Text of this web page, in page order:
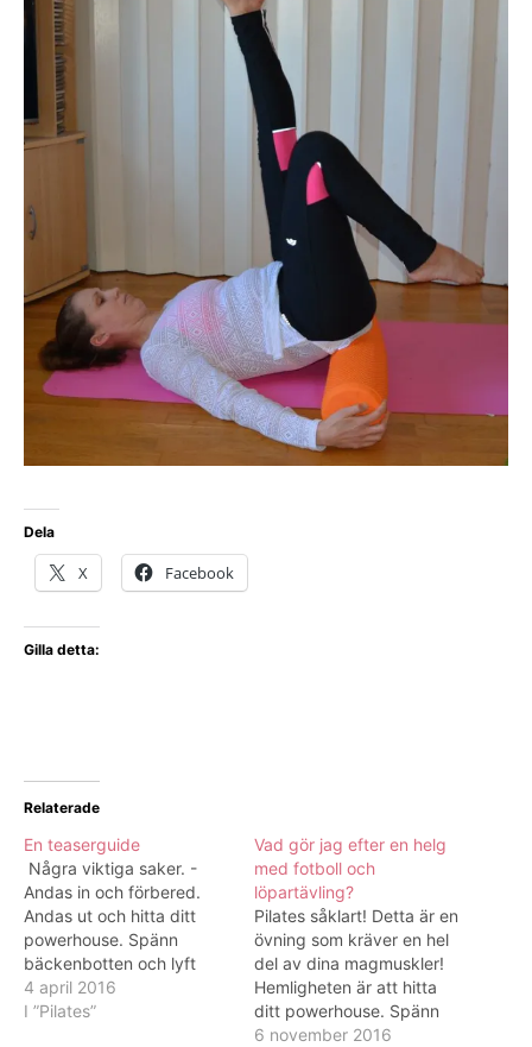
Dela
X Facebook
Gilla detta:
Relaterade
En teaserguide
Några viktiga saker. -
Andas in och förbered.
Andas ut och hitta ditt
powerhouse. Spänn
bäckenbotten och lyft
upp. Spänn magen. Hitta
ditt powerhouse innan
4 april 2016
I ”Pilates”
Vad gör jag efter en helg
med fotboll och
löpartävling?
Pilates såklart! Detta är en
övning som kräver en hel
del av dina magmuskler!
Hemligheten är att hitta
ditt powerhouse. Spänn
bäckenbotten (alltid först)
6 november 2016